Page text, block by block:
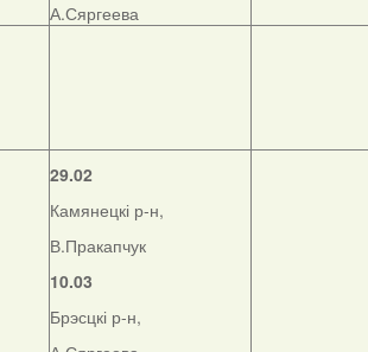
А.Сяргеева
29.02
Камянецкі р-н,
В.Пракапчук
10.03
Брэсцкі р-н,